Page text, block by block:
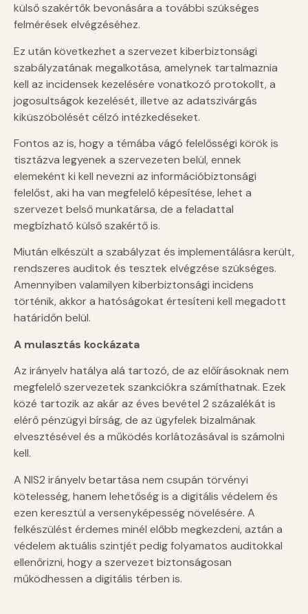
külső szakértők bevonására a további szükséges
felmérések elvégzéséhez.
Ez után következhet a szervezet kiberbiztonsági
szabályzatának megalkotása, amelynek tartalmaznia
kell az incidensek kezelésére vonatkozó protokollt, a
jogosultságok kezelését, illetve az adatszivárgás
kiküszöbölését célzó intézkedéseket.
Fontos az is, hogy a témába vágó felelősségi körök is
tisztázva legyenek a szervezeten belül, ennek
elemeként ki kell nevezni az információbiztonsági
felelőst, aki ha van megfelelő képesítése, lehet a
szervezet belső munkatársa, de a feladattal
megbízható külső szakértő is.
Miután elkészült a szabályzat és implementálásra került,
rendszeres auditok és tesztek elvégzése szükséges.
Amennyiben valamilyen kiberbiztonsági incidens
történik, akkor a hatóságokat értesíteni kell megadott
határidőn belül.
A mulasztás kockázata
Az irányelv hatálya alá tartozó, de az előírásoknak nem
megfelelő szervezetek szankciókra számíthatnak. Ezek
közé tartozik az akár az éves bevétel 2 százalékát is
elérő pénzügyi bírság, de az ügyfelek bizalmának
elvesztésével és a működés korlátozásával is számolni
kell.
A NIS2 irányelv betartása nem csupán törvényi
kötelesség, hanem lehetőség is a digitális védelem és
ezen keresztül a versenyképesség növelésére. A
felkészülést érdemes minél előbb megkezdeni, aztán a
védelem aktuális szintjét pedig folyamatos auditokkal
ellenőrizni, hogy a szervezet biztonságosan
működhessen a digitális térben is.